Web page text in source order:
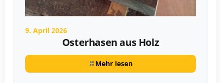
9. April 2026
Osterhasen aus Holz
Mehr lesen